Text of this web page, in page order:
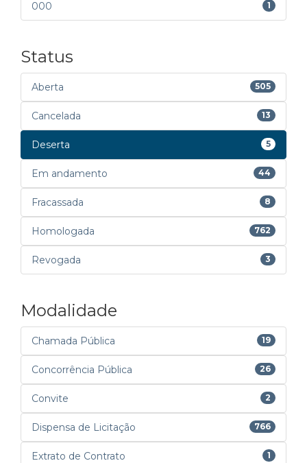
000 1
Status
Aberta 505
Cancelada 13
Deserta 5
Em andamento 44
Fracassada 8
Homologada 762
Revogada 3
Modalidade
Chamada Pública 19
Concorrência Pública 26
Convite 2
Dispensa de Licitação 766
Extrato de Contrato 1